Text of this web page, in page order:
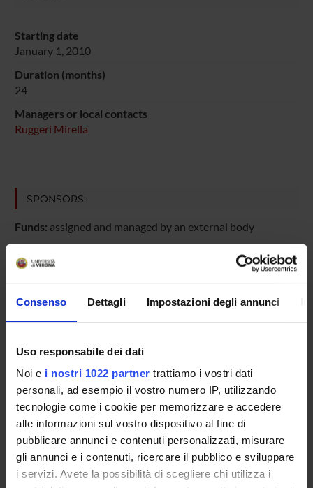
Consenso Dettagli Impostazioni degli annunci
Uso responsabile dei dati
Noi e i nostri 1022 partner trattiamo i vostri dati
personali, ad esempio il vostro numero IP, utilizzando
tecnologie come i cookie per memorizzare e accedere
alle informazioni sul vostro dispositivo al fine di
pubblicare annunci e contenuti personalizzati, misurare
gli annunci e i contenuti, ricercare il pubblico e sviluppare
i servizi. Avete la possibilità di scegliere chi utilizza i
Starting date
January 1, 2010
Duration (months)
24
Managers or local contacts
Ruggeri Mirella
SPONSORS:
Funds: assigned and managed by an external body
PROJECT PARTICIPANTS
RESEARCH AREAS INVOLVED IN THE PROJECT
Psychiatry
SECTIONS
Section of Psychiatry and Clinical Psychology